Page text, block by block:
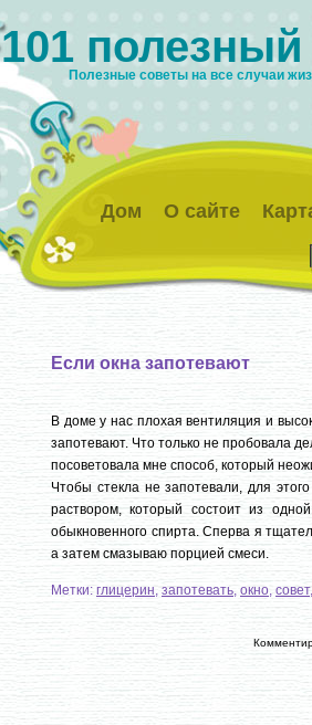
101 полезный
Полезные советы на все случаи
Дом О сайте
Если окна запотевают
В доме у нас плохая вентиляция и
запотевают. Что только не пробовала
посоветовала мне способ, который
Чтобы стекла не запотевали, для
раствором, который состоит из
обыкновенного спирта. Сперва я
а затем смазываю порцией смеси.
Метки: глицерин, запотевать, окно, совет,